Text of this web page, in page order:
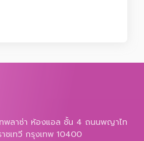
พลาซ่า ห้องแอล ชั้น 4 ถนนพญาไท
ชเทวี กรุงเทพ 10400